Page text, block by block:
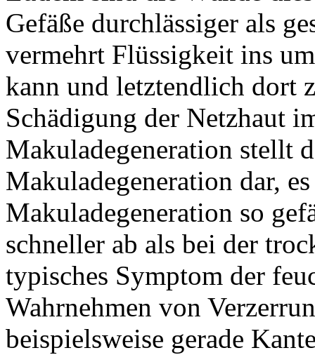
Gefäße durchlässiger als
vermehrt Flüssigkeit ins
kann und letztendlich dort
Schädigung der Netzhaut
Makuladegeneration stellt
Makuladegeneration dar,
Makuladegeneration so
schneller ab als bei der
typisches Symptom der
Wahrnehmen von
beispielsweise gerade